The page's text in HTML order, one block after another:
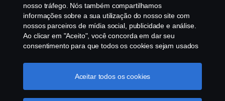
Configurações de cookies
nosso tráfego. Nós também compartilhamos
informações sobre a sua utilização do nosso site com
nossos parceiros de mídia social, publicidade e análise.
Ao clicar em "Aceito", você concorda em dar seu
consentimento para que todos os cookies sejam usados
gerenciar a utilização dos cookies clicando em
"Configurações de cookies" e selecionando as
Aceitar todos os cookies